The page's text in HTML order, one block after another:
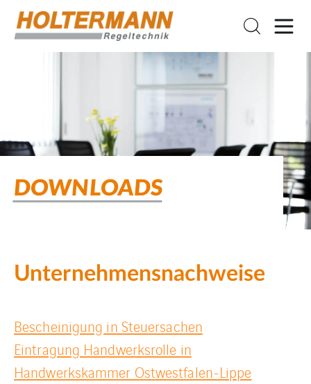
DOWNLOADS
Unternehmensnachweise
Bescheinigung in Steuersachen
Eintragung Handwerksrolle in
Handwerkskammer Ostwestfalen-Lippe